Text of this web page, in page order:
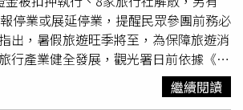
專家進入事故區域進行岩層安全評估。
清萊近2至3年來降雨量異常偏高，加上
量雨水，導致水分持續滲入山體及岩層
成保護工程的岩壁逐漸弱化。雖然隧道
間受到雨水侵蝕與地質變化影響，最終
停業或展延停業，提醒民眾參團前務必
出，暑假旅遊旺季將至，為保障旅遊消
行產業健全發展，觀光署日前依據《發
公告115年1月1日至5月31日期間之旅
法被廢止執照、經票據交換所公告為拒
繼續閱讀